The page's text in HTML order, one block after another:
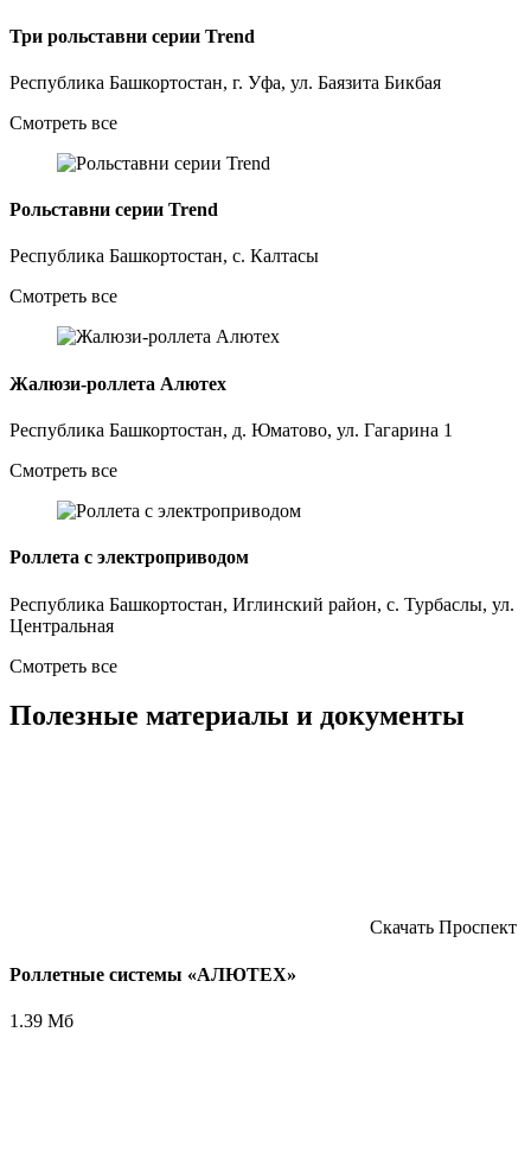
Три рольставни серии Trend
Республика Башкортостан, г. Уфа, ул. Баязита Бикбая
Смотреть все
Рольставни серии Trend
Республика Башкортостан, с. Калтасы
Смотреть все
Жалюзи-роллета Алютех
Республика Башкортостан, д. Юматово, ул. Гагарина 1
Смотреть все
Роллета с электроприводом
Республика Башкортостан, Иглинский район, с. Турбаслы, ул.
Центральная
Смотреть все
Полезные материалы и документы
Скачать Проспект
Роллетные системы «АЛЮТЕХ»
1.39 Мб